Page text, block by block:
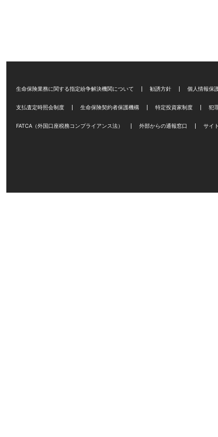
生命保険業務に関する指定紛争解決機関について 勧誘方針 個人情報保
支払査定時照会制度 生命保険契約者保護機構 特定投資家制度 犯
FATCA（外国口座税務コンプライアンス法） 外部からの通報窓口 サイ